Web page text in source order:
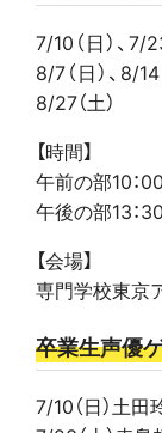
7/10（日）、7/
8/7（日）、8/14
8/27（土）
【時間】
午前の部10：
午後の部13：
【会場】
専門学校東京
卒業生声優
7/10（日）土